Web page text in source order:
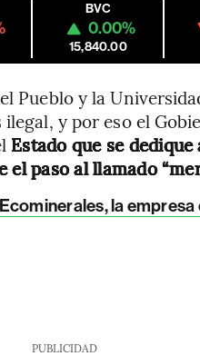
BVC
0.00%
15,840.00
Pueblo y la
y por eso el
Estado que se
paso al llamado
la
PUBLICIDAD